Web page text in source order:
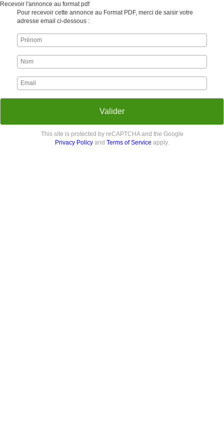
Recevoir l'annonce au format pdf
Pour recevoir cette annonce au Format PDF, merci de saisir votre
adresse email ci-dessous :
Valider
This site is protected by reCAPTCHA and the Google
Privacy Policy and Terms of Service apply.